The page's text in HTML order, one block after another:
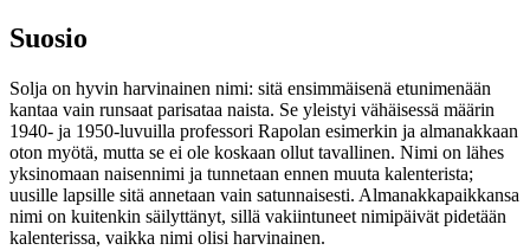
Suosio
Solja on hyvin harvinainen nimi: sitä ensimmäisenä etunimenään
kantaa vain runsaat parisataa naista. Se yleistyi vähäisessä määrin
1940- ja 1950-luvuilla professori Rapolan esimerkin ja almanakkaan
oton myötä, mutta se ei ole koskaan ollut tavallinen. Nimi on lähes
yksinomaan naisennimi ja tunnetaan ennen muuta kalenterista;
uusille lapsille sitä annetaan vain satunnaisesti. Almanakkapaikkansa
nimi on kuitenkin säilyttänyt, sillä vakiintuneet nimipäivät pidetään
kalenterissa, vaikka nimi olisi harvinainen.